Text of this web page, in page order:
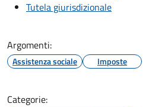
Tutela giurisdizionale
Argomenti:
Assistenza sociale Imposte
Categorie: